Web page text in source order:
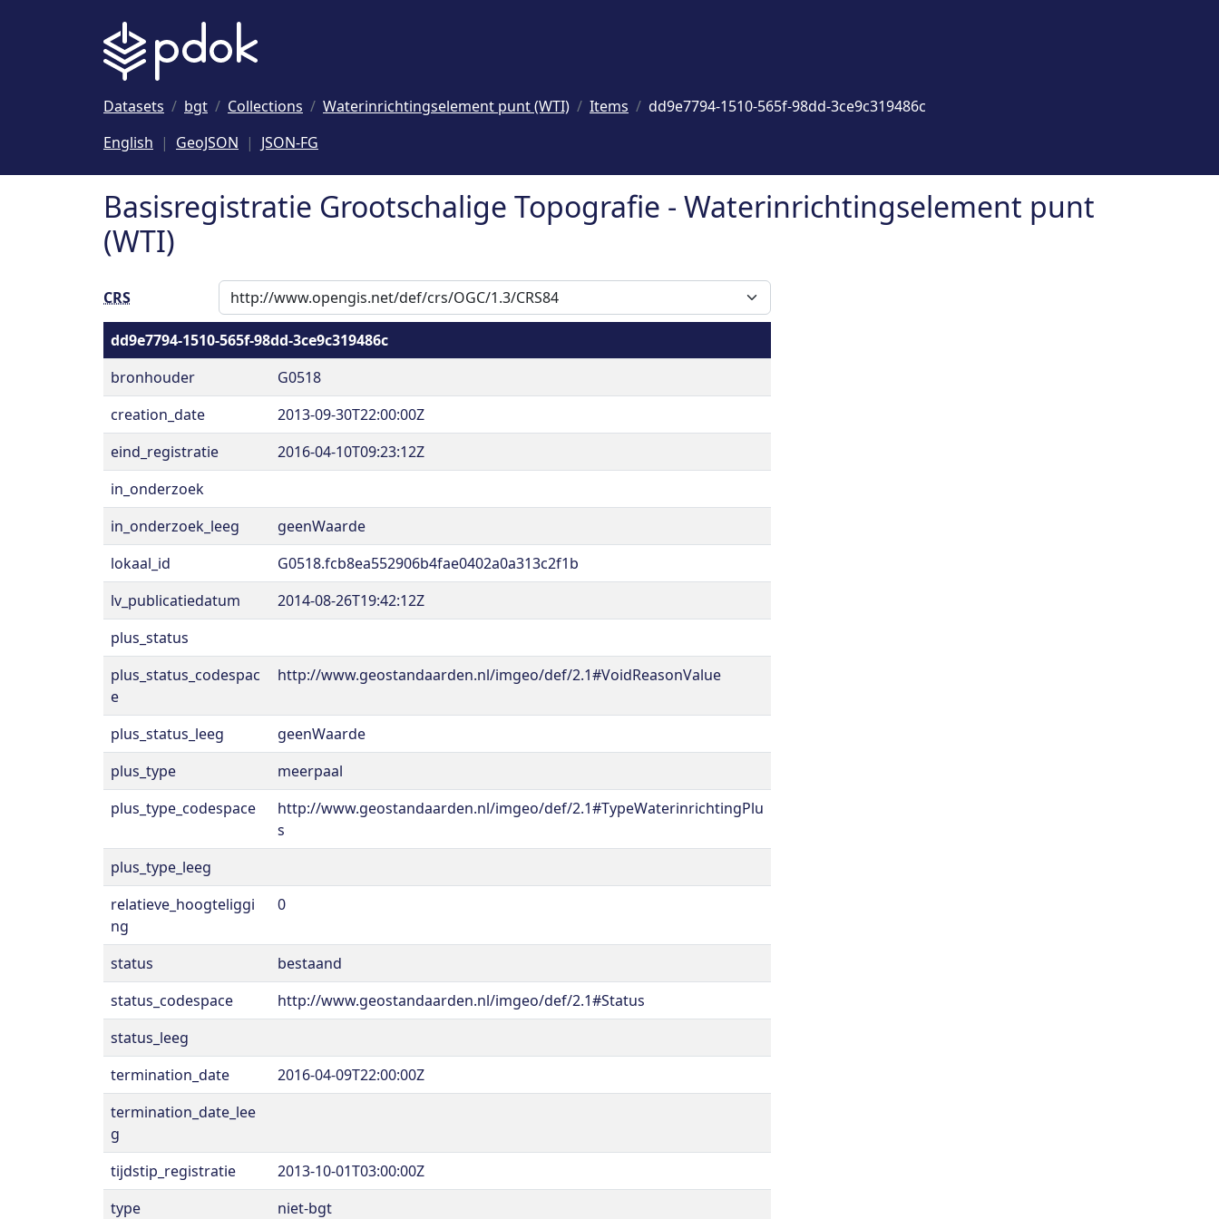
Datasets bgt Collections Waterinrichtingselement punt (WTI) Items
dd9e7794-1510-565f-98dd-3ce9c319486c
English
GeoJSON JSON-FG
Basisregistratie Grootschalige Topografie - Waterinrichtingselement punt
(WTI)
CRS
dd9e7794-1510-565f-98dd-3ce9c319486c
bronhouder
G0518
creation_date
2013-09-30T22:00:00Z
eind_registratie
2016-04-10T09:23:12Z
in_onderzoek
in_onderzoek_leeg
geenWaarde
lokaal_id
G0518.fcb8ea552906b4fae0402a0a313c2f1b
lv_publicatiedatum
2014-08-26T19:42:12Z
plus_status
plus_status_codespac
e
http://www.geostandaarden.nl/imgeo/def/2.1#VoidReasonValue
plus_status_leeg
geenWaarde
plus_type
meerpaal
plus_type_codespace
http://www.geostandaarden.nl/imgeo/def/2.1#TypeWaterinrichtingPlu
s
plus_type_leeg
relatieve_hoogteliggi
ng
0
status
bestaand
status_codespace
http://www.geostandaarden.nl/imgeo/def/2.1#Status
status_leeg
termination_date
2016-04-09T22:00:00Z
termination_date_lee
g
tijdstip_registratie
2013-10-01T03:00:00Z
type
niet-bgt